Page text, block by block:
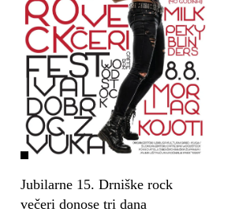
Jubilarne 15. Drniške rock
večeri donose tri dana